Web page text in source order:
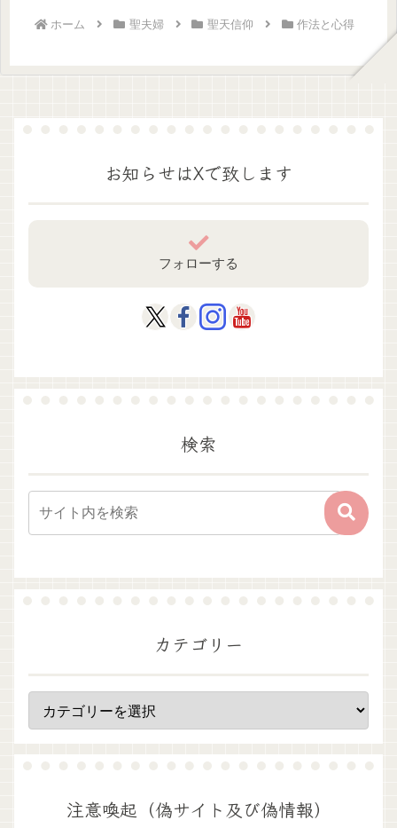
ホーム 聖夫婦 聖天信仰 作法と心得
お知らせはXで致します
フォローする
検索
カテゴリー
注意喚起（偽サイト及び偽情報）